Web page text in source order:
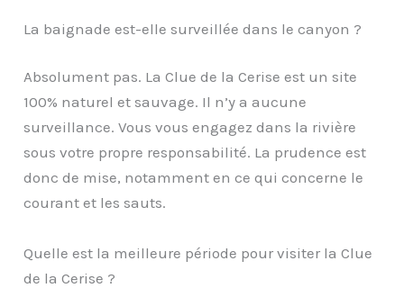
La baignade est-elle surveillée dans le canyon ?
Absolument pas. La Clue de la Cerise est un site
100% naturel et sauvage. Il n’y a aucune
surveillance. Vous vous engagez dans la rivière
sous votre propre responsabilité. La prudence est
donc de mise, notamment en ce qui concerne le
courant et les sauts.
Quelle est la meilleure période pour visiter la Clue
de la Cerise ?